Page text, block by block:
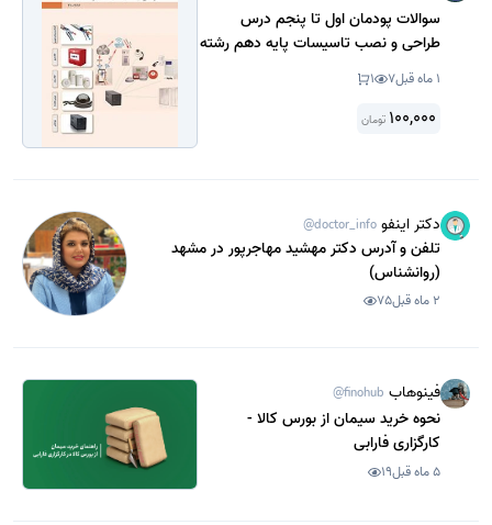
سوالات پودمان اول تا پنجم درس
طراحی و نصب تاسیسات پایه دهم رشته
الکتروتکنیک شاخه فنی و حرفه ای به
ویرایش با جواب .
1 ماه قبل 7
1
100,000 تومان
دکتر اینفو @doctor_info
تلفن و آدرس دکتر مهشید مهاجرپور در مشهد
(روانشناس)
2 ماه قبل 75
فینوهاب @finohub
نحوه خرید سیمان از بورس کالا -
کارگزاری فارابی
5 ماه قبل 19